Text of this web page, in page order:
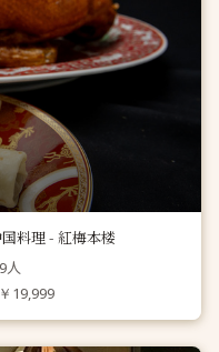
料理 - 紅梅本楼
人
19,999